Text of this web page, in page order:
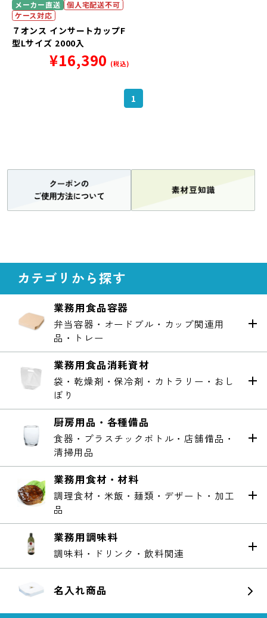
メーカー直送
個人宅配送不可
ケース対応
７オンス インサートカップF
型Lサイズ 2000入
¥16,390 (税込)
1
カテゴリから探す
業務用食品容器
弁当容器・オードブル・カップ関連用
品・トレー
業務用食品消耗資材
袋・乾燥剤・保冷剤・カトラリー・おし
ぼり
厨房用品・各種備品
食器・プラスチックボトル・店舗備品・
清掃用品
業務用食材・材料
調理食材・米飯・麺類・デザート・加工
品
業務用調味料
調味料・ドリンク・飲料関連
名入れ商品